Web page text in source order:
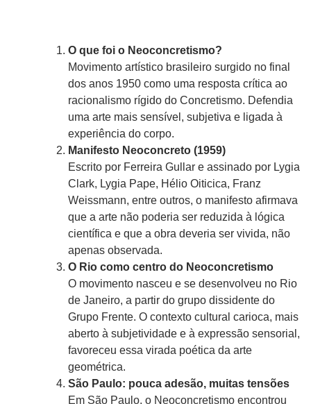
O que foi o Neoconcretismo?
Movimento artístico brasileiro surgido no final
dos anos 1950 como uma resposta crítica ao
racionalismo rígido do Concretismo. Defendia
uma arte mais sensível, subjetiva e ligada à
experiência do corpo.
Manifesto Neoconcreto (1959)
Escrito por Ferreira Gullar e assinado por Lygia
Clark, Lygia Pape, Hélio Oiticica, Franz
Weissmann, entre outros, o manifesto afirmava
que a arte não poderia ser reduzida à lógica
científica e que a obra deveria ser vivida, não
apenas observada.
O Rio como centro do Neoconcretismo
O movimento nasceu e se desenvolveu no Rio
de Janeiro, a partir do grupo dissidente do
Grupo Frente. O contexto cultural carioca, mais
aberto à subjetividade e à expressão sensorial,
favoreceu essa virada poética da arte
geométrica.
São Paulo: pouca adesão, muitas tensões
Em São Paulo, o Neoconcretismo encontrou